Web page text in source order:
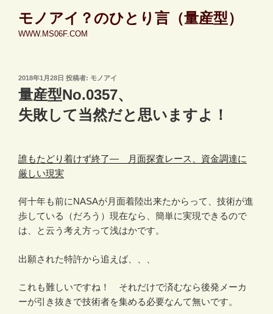
モノアイ？のひとり言（量産型）
WWW.MS06F.COM
投
稿
日:
2018年1月28日 投稿者: モノアイ
量産型No.0357、
失敗して当然だと思いますよ！
誰もたどり着けず終了― 月面探査レース、資金調達に
厳しい現実
何十年も前にNASAが月面着陸出来たからって、技術が進
歩している（だろう）現在なら、簡単に実現できるので
は、と云う考え方って浅はかです。
出願された特許から追えば、、、
これも難しいですね！ それだけで済むなら後発メーカ
ーが引き抜きで技術者を集める必要なんて無いです。